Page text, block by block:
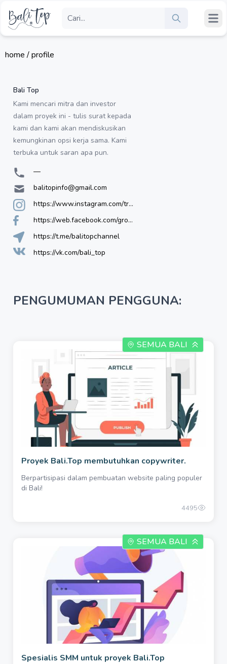
home / profile
Bali Top
Kami mencari mitra dan investor
dalam proyek ini - tulis surat kepada
kami dan kami akan mendiskusikan
kemungkinan opsi kerja sama. Kami
terbuka untuk saran apa pun.
—
balitopinfo@gmail.com
https://www.instagram.com/travelophilea/
https://web.facebook.com/groups/balitop
https://t.me/balitopchannel
https://vk.com/bali_top
PENGUMUMAN PENGGUNA:
SEMUA BALI
Proyek Bali.Top membutuhkan copywriter.
Berpartisipasi dalam pembuatan website paling populer
di Bali!
4495
SEMUA BALI
Spesialis SMM untuk proyek Bali.Top